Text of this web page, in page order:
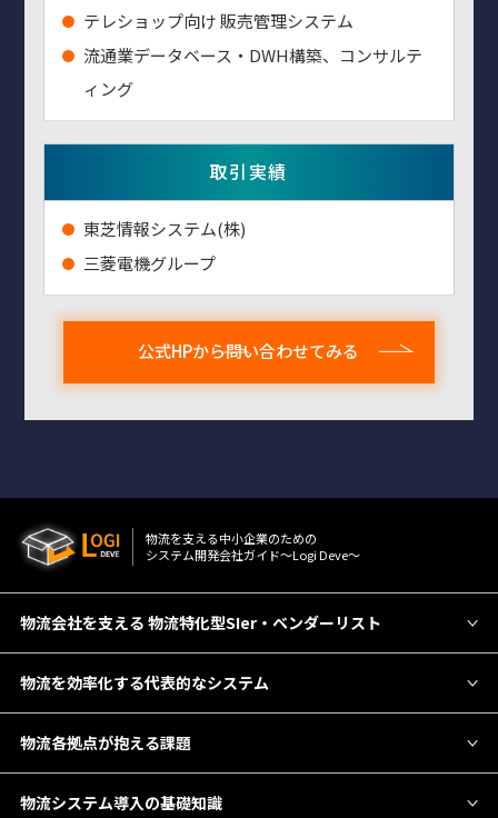
テレショップ向け 販売管理システム
流通業データベース・DWH構築、コンサルテ
ィング
取引実績
東芝情報システム(株)
三菱電機グループ
公式HPから問い合わせてみる
物流を⽀える中⼩企業のための
システム開発会社ガイド〜Logi Deve〜
物流会社を支える 物流特化型SIer・ベンダーリスト
物流を効率化する代表的なシステム
物流各拠点が抱える課題
物流システム導入の基礎知識